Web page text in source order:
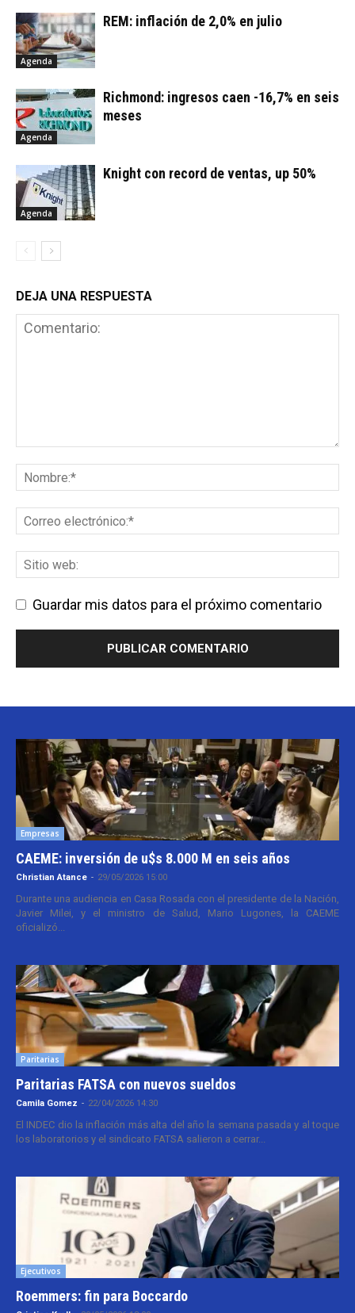
Agenda
REM: inflación de 2,0% en julio
Agenda
Richmond: ingresos caen -16,7% en seis
meses
Agenda
Knight con record de ventas, up 50%
DEJA UNA RESPUESTA
Guardar mis datos para el próximo comentario
Empresas
CAEME: inversión de u$s 8.000 M en seis años
Christian Atance - 29/05/2026 15:00
Durante una audiencia en Casa Rosada con el presidente de la Nación,
Javier Milei, y el ministro de Salud, Mario Lugones, la CAEME
oficializó...
Paritarias
Paritarias FATSA con nuevos sueldos
Camila Gomez - 22/04/2026 14:30
El INDEC dio la inflación más alta del año la semana pasada y al toque
los laboratorios y el sindicato FATSA salieron a cerrar...
Ejecutivos
Roemmers: fin para Boccardo